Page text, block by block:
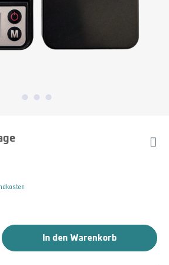
In den Warenkorb